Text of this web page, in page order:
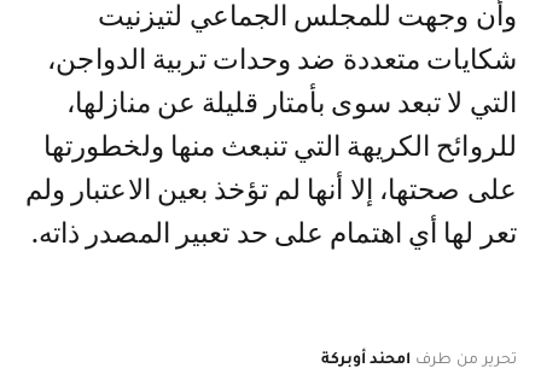
وأن وجهت للمجلس الجماعي لتيزنيت
شكايات متعددة ضد وحدات تربية الدواجن،
التي لا تبعد سوى بأمتار قليلة عن منازلها،
للروائح الكريهة التي تنبعث منها ولخطورتها
على صحتها، إلا أنها لم تؤخذ بعين الاعتبار ولم
تعر لها أي اهتمام على حد تعبير المصدر ذاته.
تحرير من طرف امحند أوبركة